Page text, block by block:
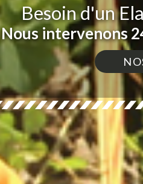
Besoin d'un
Nous intervenons